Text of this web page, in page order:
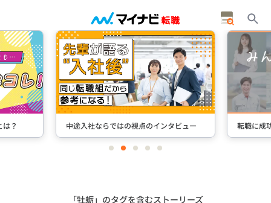
？ 中途入社ならではの視点のインタビュー 転職に成
itemitemitemitemitem
「牡蛎」のタグを含むストーリーズ